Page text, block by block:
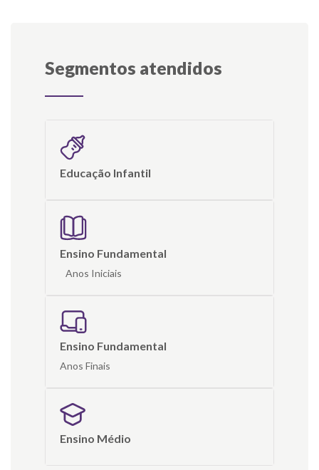
Segmentos atendidos
Educação Infantil
Ensino Fundamental
Anos Iniciais
Ensino Fundamental
Anos Finais
Ensino Médio